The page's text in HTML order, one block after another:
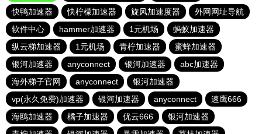
快鸭加速器
快柠檬加速器 旋风加速度器
外网网址导航
软件中心
hammer加速器 1元机场
蚂蚁加速器
纵云梯加速器
1元机场 青柠加速器
蜜蜂加速器
银河加速器
anyconnect 银河加速器
abc加速器
海外梯子官网
anyconnect
银河加速器
vp(永久免费)加速器
银河加速器 anyconnect
速鹰666
海鸥加速器
橘子加速器 优云666
银河加速器